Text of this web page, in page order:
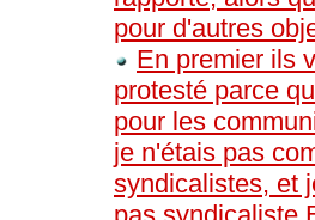
pour d'autres
En premier ils
protesté parce
pour les
je n'étais pas
syndicalistes, et